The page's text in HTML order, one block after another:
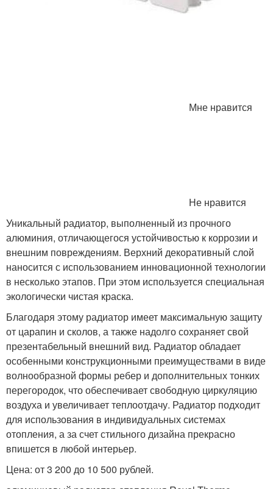
Мне нравится
Не нравится
Уникальный радиатор, выполненный из прочного
алюминия, отличающегося устойчивостью к коррозии и
внешним повреждениям. Верхний декоративный слой
наносится с использованием инновационной технологии
в несколько этапов. При этом используется специальная
экологически чистая краска.
Благодаря этому радиатор имеет максимальную защиту
от царапин и сколов, а также надолго сохраняет свой
презентабельный внешний вид. Радиатор обладает
особенными конструкционными преимуществами в виде
волнообразной формы ребер и дополнительных тонких
перегородок, что обеспечивает свободную циркуляцию
воздуха и увеличивает теплоотдачу. Радиатор подходит
для использования в индивидуальных системах
отопления, а за счет стильного дизайна прекрасно
впишется в любой интерьер.
Цена: от 3 200 до 10 500 рублей.